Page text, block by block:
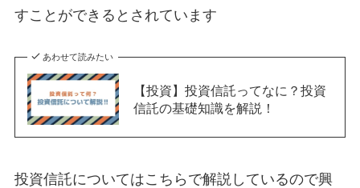
すことができるとされています
あわせて読みたい
【投資】投資信託ってなに？投資
信託の基礎知識を解説！
投資信託についてはこちらで解説しているので興